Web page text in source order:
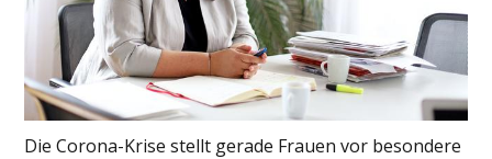
Die Corona-Krise stellt gerade Frauen vor besondere